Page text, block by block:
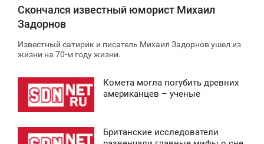
Скончался известный юморист Михаил
Задорнов
Известный сатирик и писатель Михаил Задорнов ушел из
жизни на 70-м году жизни.
Комета могла погубить древних
американцев – ученые
Британские исследователи